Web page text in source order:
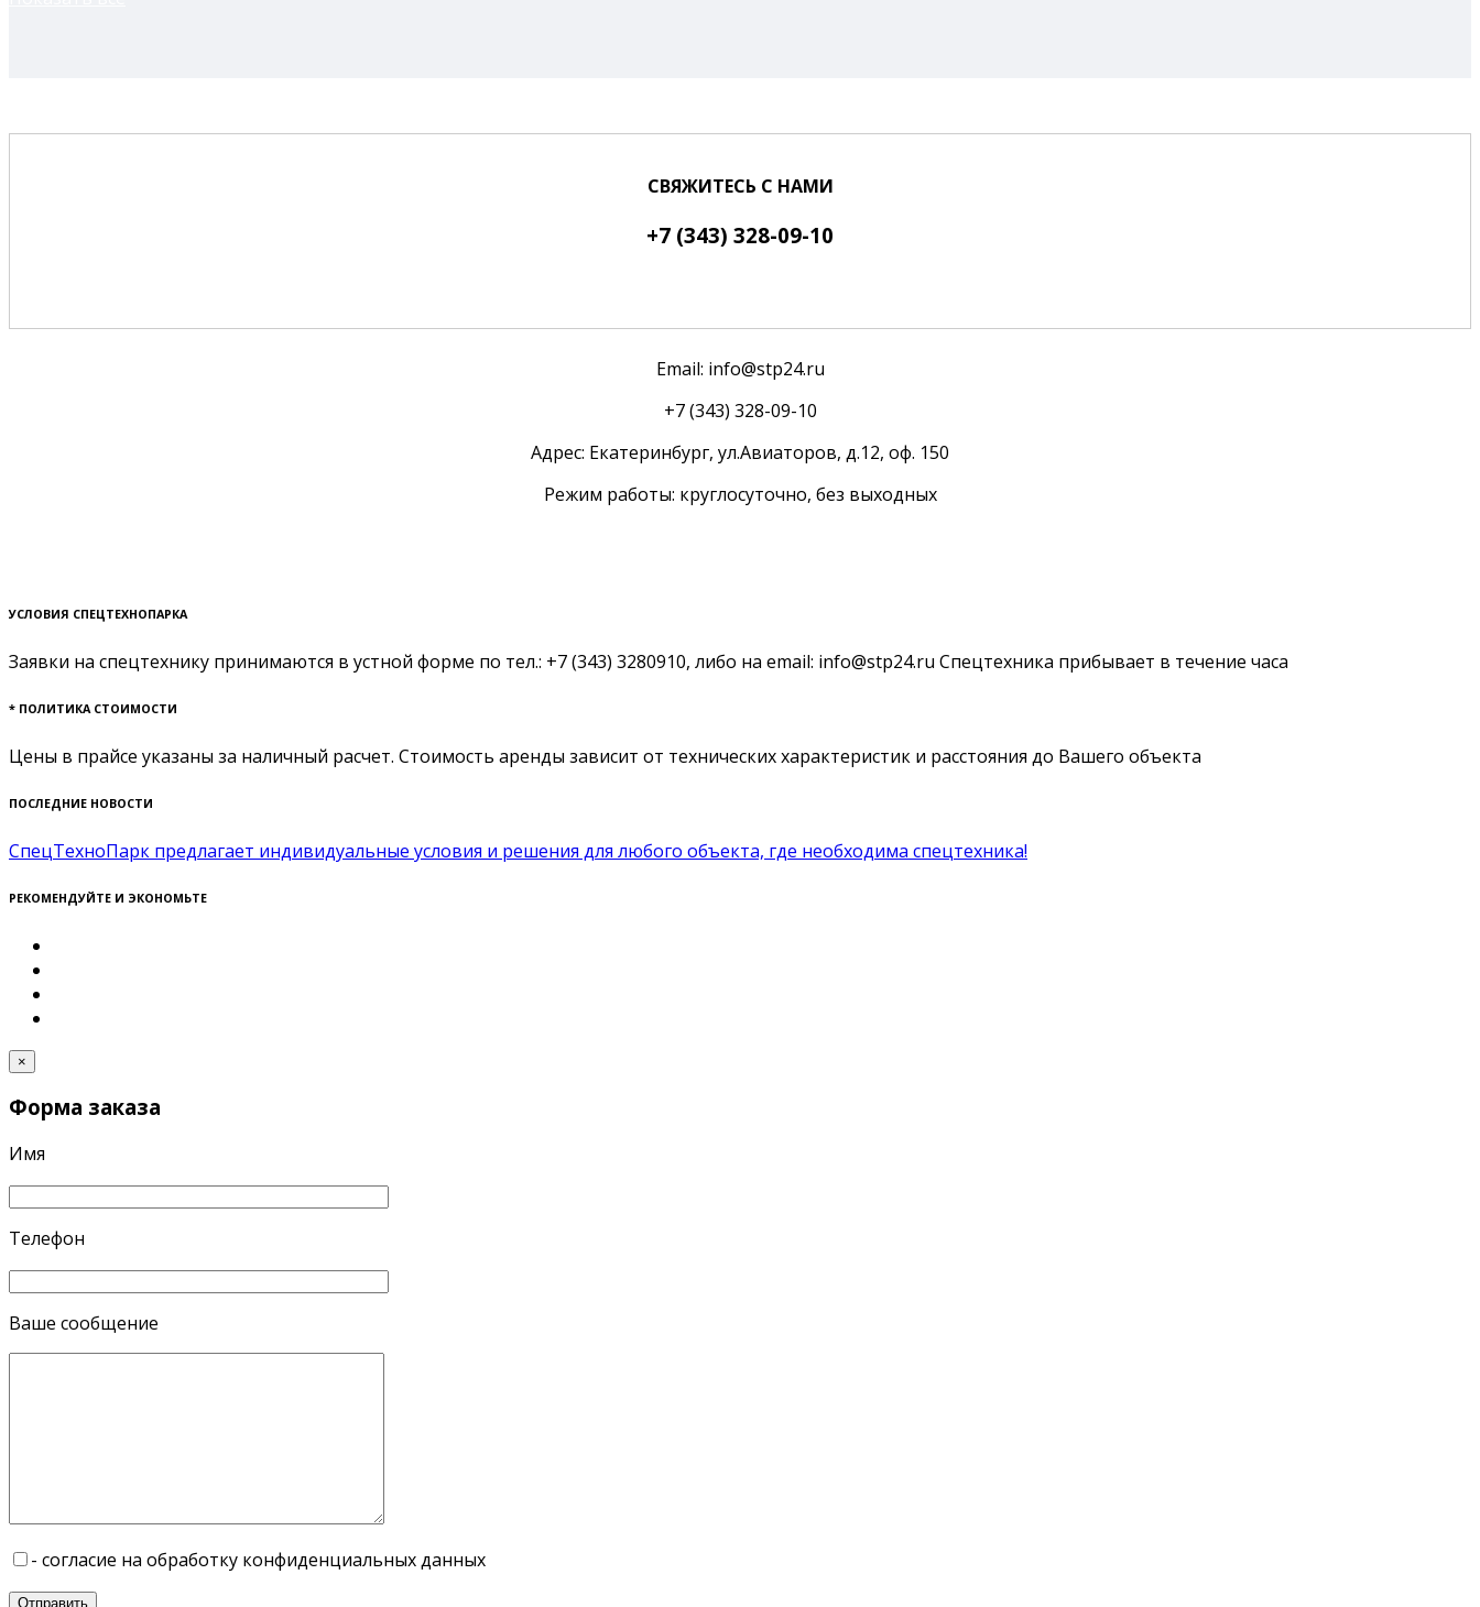
СВЯЖИТЕСЬ С НАМИ
+7 (343) 328-09-10
Email: info@stp24.ru
+7 (343) 328-09-10
Адреc: Екатеринбург, ул.Авиаторов, д.12, оф. 150
Режим работы: круглосуточно, без выходных
УСЛОВИЯ СПЕЦТЕХНОПАРКА
Заявки на спецтехнику принимаются в устной форме по тел.: +7 (343) 3280910, либо на email: info@stp24.ru Спецтехника прибывает в течение часа
* ПОЛИТИКА СТОИМОСТИ
Цены в прайсе указаны за наличный расчет. Стоимость аренды зависит от технических характеристик и расстояния до Вашего объекта
ПОСЛЕДНИЕ НОВОСТИ
СпецТехноПарк предлагает индивидуальные условия и решения для любого объекта, где необходима спецтехника!
РЕКОМЕНДУЙТЕ И ЭКОНОМЬТЕ
×
Форма заказа
Имя
Телефон
Ваше сообщение
- согласие на обработку конфиденциальных данных